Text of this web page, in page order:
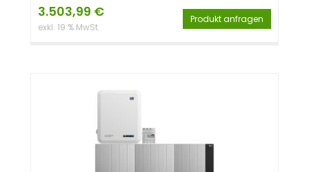
3.503,99 €
exkl. 19 % MwSt.
Produkt anfragen